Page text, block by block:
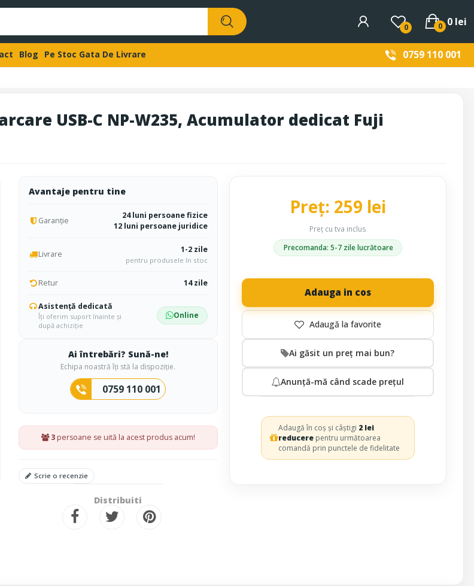
0 0 lei
0
Blog Pe Stoc Gata De Livrare 0759 110 001
USB-C NP-W235, Acumulator dedicat Fuji
Avantaje pentru tine
Garanție
24 luni persoane fizice
12 luni persoane juridice
Livrare 1-2 zile
pentru produsele în stoc
Retur 14 zile
Asistență dedicată
Îți oferim suport înainte și
după achiziție
Online
Ai întrebări? Sună-ne!
Echipa noastră îți stă la dispoziție.
0759 110 001
3persoane se uită la acest produs acum!
Scrie o recenzie
Distribuiti
Preț: 259 lei
Preț cu tva inclus
Precomanda: 5-7 zile lucrătoare
Adauga in cos
Ai găsit un preț mai bun?
Anunță-mă când scade prețul
Adaugă în coș și câștigi 2 lei
reducere pentru următoarea
comandă prin punctele de fidelitate